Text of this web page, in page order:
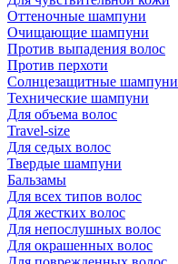
Оттеночные шампуни
Очищающие шампуни
Против выпадения волос
Против перхоти
Солнцезащитные шампуни
Технические шампуни
Для объема волос
Travel-size
Для седых волос
Твердые шампуни
Бальзамы
Для всех типов волос
Для жестких волос
Для непослушных волос
Для окрашенных волос